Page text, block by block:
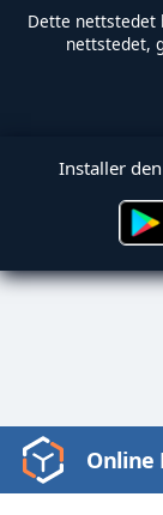
Dette nettstedet
nettstedet,
Installer
Video
Player
Online